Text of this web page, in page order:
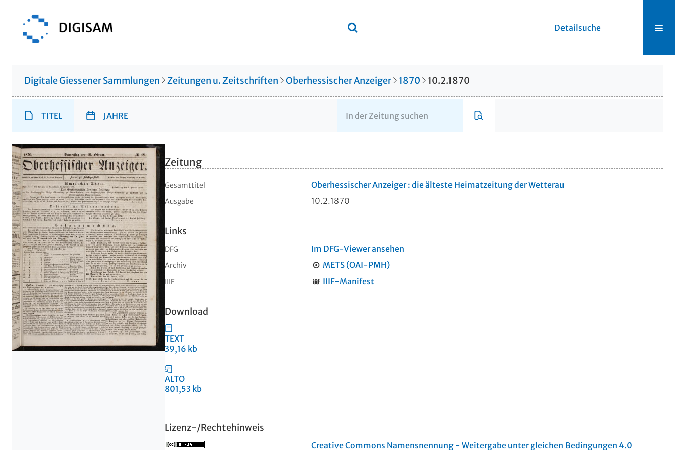
Detailsuche
Digitale Giessener Sammlungen Zeitungen u. Zeitschriften Oberhessischer Anzeiger 1870 10.2.1870
TITEL JAHRE
Zeitung
Gesamttitel Oberhessischer Anzeiger : die älteste Heimatzeitung der Wetterau
Ausgabe 10.2.1870
Links
DFG Im DFG-Viewer ansehen
Archiv METS (OAI-PMH)
IIIF IIIF-Manifest
Download
TEXT
39,16 kb
ALTO
801,53 kb
Lizenz-/Rechtehinweis
Creative Commons Namensnennung - Weitergabe unter gleichen Bedingungen 4.0